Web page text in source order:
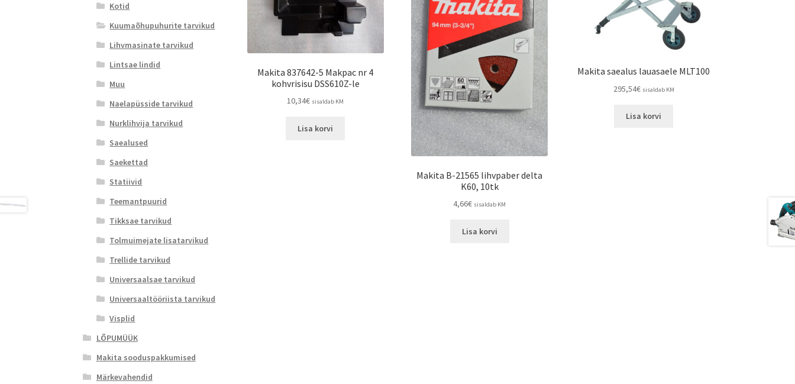
Makita 837642-5 Makpac nr 4
kohvrisisu DSS610Z-le
10,34€ sisaldab KM
Lisa korvi
Makita B-21565 lihvpaber delta
K60, 10tk
4,66€ sisaldab KM
Lisa korvi
Makita saealus lauasaele MLT100
295,54€ sisaldab KM
Lisa korvi
Kotid
Kuumaõhupuhurite tarvikud
Lihvmasinate tarvikud
Lintsae lindid
Muu
Naelapüsside tarvikud
Nurklihvija tarvikud
Saealused
Saekettad
Statiivid
Teemantpuurid
Tikksae tarvikud
Tolmuimejate lisatarvikud
Trellide tarvikud
Universaalsae tarvikud
Universaaltööriista tarvikud
Visplid
LÕPUMÜÜK
Makita sooduspakkumised
Märkevahendid